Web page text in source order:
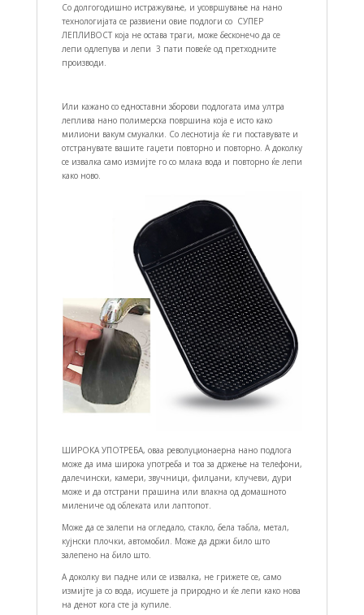
Со долгогодишно истражување, и усовршување на нано
технологијата се развиени овие подлоги со СУПЕР
ЛЕПЛИВОСТ која не остава траги, може бесконечо да се
лепи одлепува и лепи 3 пати повеќе од претходните
производи.
Или кажано со едноставни зборови подлогата има ултра
леплива нано полимерска површина која е исто како
милиони вакум смукалки. Со леснотија ќе ги поставувате и
отстранувате вашите гаџети повторно и повторно. А доколку
се извалка само измијте го со млака вода и повторно ќе лепи
како ново.
ШИРОКА УПОТРЕБА, оваа револуционаерна нано подлога
може да има широка употреба и тоа за држење на телефони,
далечински, камери, звучници, филџани, клучеви, дури
може и да отстрани прашина или влакна од домашното
милениче од облеката или лаптопот.
Може да се залепи на огледало, стакло, бела табла, метал,
кујнски плочки, автомобил. Може да држи било што
залепено на било што.
А доколку ви падне или се извалка, не грижете се, само
измијте ја со вода, исушете ја природно и ќе лепи како нова
на денот кога сте ја купиле.